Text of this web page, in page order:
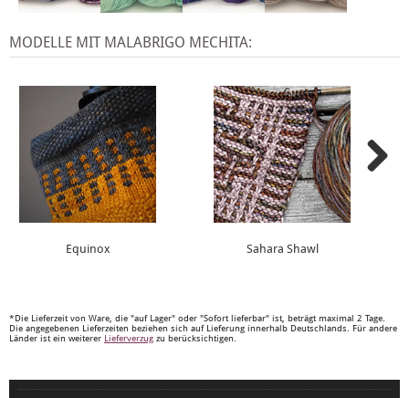
MODELLE MIT MALABRIGO MECHITA:
Equinox Sahara Shawl
*Die Lieferzeit von Ware, die "auf Lager" oder "Sofort lieferbar" ist, beträgt maximal 2 Tage.
Die angegebenen Lieferzeiten beziehen sich auf Lieferung innerhalb Deutschlands. Für andere
Länder ist ein weiterer Lieferverzug zu berücksichtigen.